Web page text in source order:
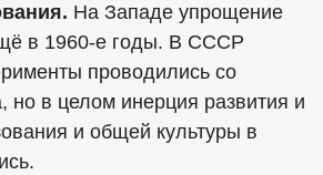
На Западе упрощение
в 1960-е годы. В СССР
проводились со
в целом инерция развития и
и общей культуры в